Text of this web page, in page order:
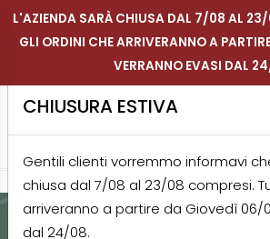
L'AZIENDA SARÀ CHIUSA DAL 7/08 AL
GLI ORDINI CHE ARRIVERANNO A
VERRANNO EVASI DAL
IT
Shop RGV
CHIUSURA ESTIVA
Gentili clienti vorremmo informavi
chiusa dal 7/08 al 23/08 compresi.
arriveranno a partire da Giovedì 06/
dal 24/08.